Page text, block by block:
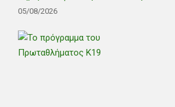
05/08/2026